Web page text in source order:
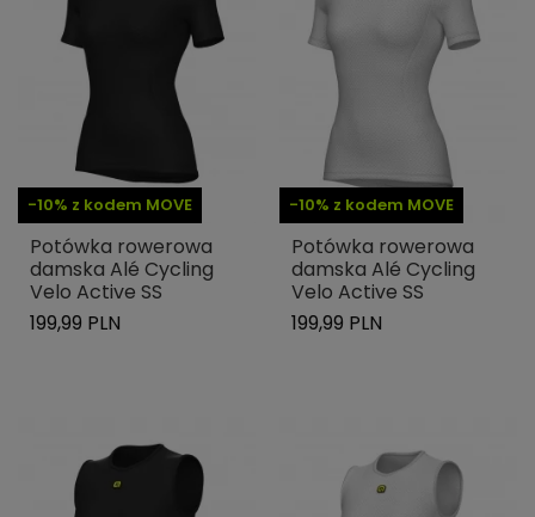
-10% z kodem MOVE
Potówka rowerowa
damska Alé Cycling
Velo Active SS
199,99 PLN
-10% z kodem MOVE
Potówka rowerowa
damska Alé Cycling
Velo Active SS
199,99 PLN